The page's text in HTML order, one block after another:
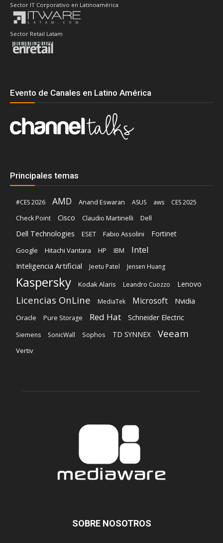
Sector IT Corporativo en Latinoamérica
Sector Retail Latam
Evento de Canales en Latino América
Principales temas
#CES 2026 AMD Anand Eswaran ASUS aws
CES 2025
Check Point
Cisco Claudio Martinelli Dell
Dell Technologies ESET Fabio Assolini Fortinet
Google Hitachi Vantara HP IBM Intel
Inteligencia Artificial Jeetu Patel Jensen Huang
Kaspersky Kodak Alaris Leandro Cuozzo Lenovo
Licencias OnLine MediaTek Microsoft Nvidia
Oracle Pure Storage Red Hat Schneider Electric
Siemens SonicWall Sophos TD SYNNEX Veeam
Vertiv
SOBRE NOSOTROS